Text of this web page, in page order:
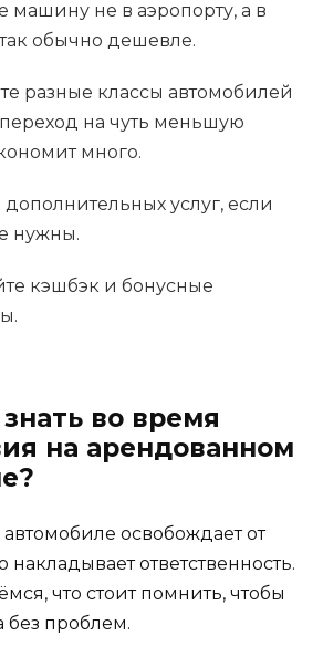
машину не в аэропорту, а в
обычно дешевле.
разные классы автомобилей
на чуть меньшую
много.
дополнительных услуг, если
нужны.
кэшбэк и бонусные
во время
на арендованном
освобождает от
ответственность.
что стоит помнить, чтобы
без проблем.